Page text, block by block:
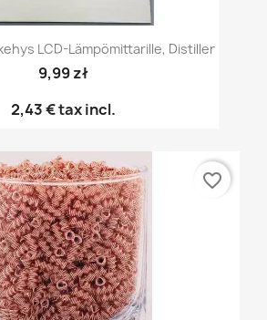
LCD-Lämpömittarille, Distiller
9,99 zł
2,43 €tax incl.
favorite_border